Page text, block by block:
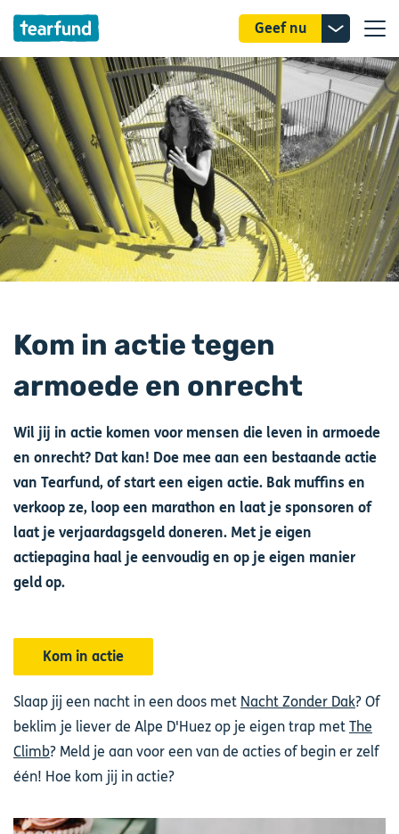
Geef nu
Kom in actie tegen
armoede en onrecht
Wil jij in actie komen voor mensen die leven in armoede
en onrecht? Dat kan! Doe mee aan een bestaande actie
van Tearfund, of start een eigen actie. Bak muffins en
verkoop ze, loop een marathon en laat je sponsoren of
laat je verjaardagsgeld doneren. Met je eigen
actiepagina haal je eenvoudig en op je eigen manier
geld op.
Kom in actie
Slaap jij een nacht in een doos met Nacht Zonder Dak? Of
beklim je liever de Alpe D'Huez op je eigen trap met The
Climb? Meld je aan voor een van de acties of begin er zelf
één! Hoe kom jij in actie?